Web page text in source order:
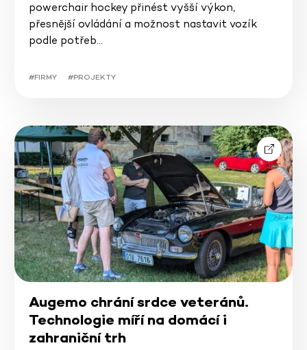
powerchair hockey přinést vyšší výkon,
přesnější ovládání a možnost nastavit vozík
podle potřeb…
#FIRMY #PROJEKTY
Augemo chrání srdce veteránů.
Technologie míří na domácí i
zahraniční trh